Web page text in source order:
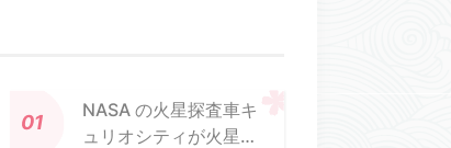
NASA の火星探査車キ
ュリオシティが火星の